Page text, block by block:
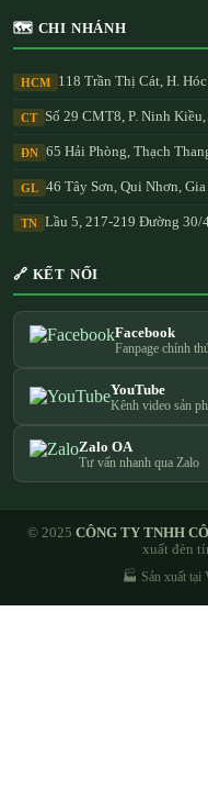
🗺️ CHI NHÁNH
HCM 118 Trần Thị Cát, H.
CT Số 29 CMT8, P. Ninh
ĐN 65 Hải Phòng, Thạch
GL 46 Tây Sơn, Qui Nhơn,
TN Lầu 5, 217-219 Đường 30/
🔗 KẾT NỐI
Facebook
Fanpage chính
YouTube
Kênh video sản
Zalo OA
Tư vấn nhanh qua Zalo
© 2025 CÔNG TY TNHH
xuất đèn
🏭 Sản xuất tại